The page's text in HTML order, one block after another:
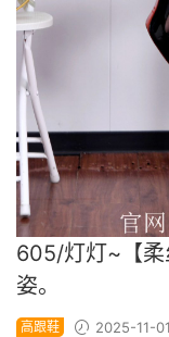
605/灯灯~【柔
姿。
高跟鞋 2025-11-01